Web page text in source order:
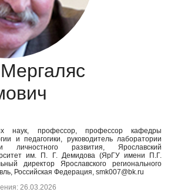
наук, профессор, профессор кафедры
и педагогики, руководитель лаборатории
личностного развития, Ярославский
им. П. Г. Демидова (ЯрГУ имени П.Г.
директор Ярославского регионального
Российская Федерация, smk007@bk.ru
26.03.2026